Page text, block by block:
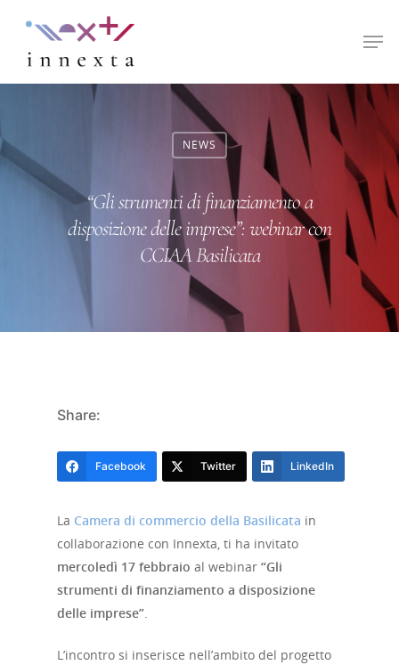
Hit enter to search or ESC to close
NEWS
“Gli strumenti di finanziamento a
disposizione delle imprese”: webinar con
CCIAA Basilicata
Share:
Facebook Twitter LinkedIn
La Camera di commercio della Basilicata in
collaborazione con Innexta, ti ha invitato
mercoledì 17 febbraio al webinar “Gli
strumenti di finanziamento a disposizione
delle imprese”.
L’incontro si inserisce nell’ambito del progetto